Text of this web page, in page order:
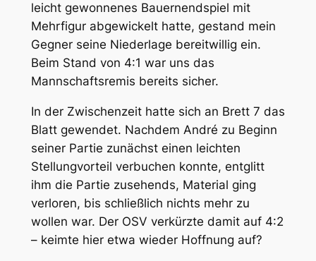
leicht gewonnenes Bauernendspiel mit
Mehrfigur abgewickelt hatte, gestand mein
Gegner seine Niederlage bereitwillig ein.
Beim Stand von 4:1 war uns das
Mannschaftsremis bereits sicher.
In der Zwischenzeit hatte sich an Brett 7 das
Blatt gewendet. Nachdem André zu Beginn
seiner Partie zunächst einen leichten
Stellungvorteil verbuchen konnte, entglitt
ihm die Partie zusehends, Material ging
verloren, bis schließlich nichts mehr zu
wollen war. Der OSV verkürzte damit auf 4:2
– keimte hier etwa wieder Hoffnung auf?